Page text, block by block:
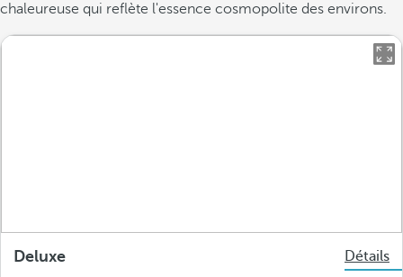
chaleureuse qui reflète l'essence cosmopolite des environs.
Deluxe
Détails